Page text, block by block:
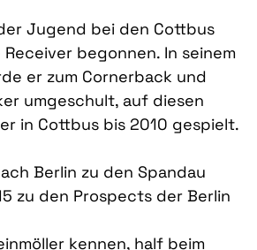
Jugend bei den Cottbus
Receiver begonnen. In seinem
er zum Cornerback und
umgeschult, auf diesen
in Cottbus bis 2010 gespielt.
Berlin zu den Spandau
zu den Prospects der Berlin
kennen, half beim